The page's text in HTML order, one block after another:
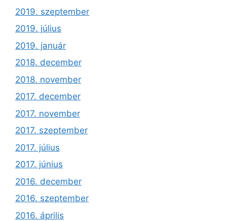
2019. szeptember
2019. július
2019. január
2018. december
2018. november
2017. december
2017. november
2017. szeptember
2017. július
2017. június
2016. december
2016. szeptember
2016. április